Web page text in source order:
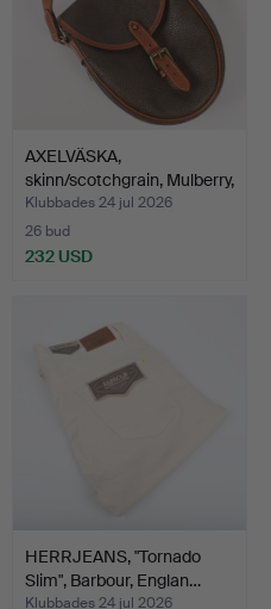
AXELVÄSKA,
skinn/scotchgrain, Mulberry,
En…
Klubbades 24 jul 2026
26 bud
232 USD
HERRJEANS, "Tornado
Slim", Barbour, Englan…
Klubbades 24 jul 2026